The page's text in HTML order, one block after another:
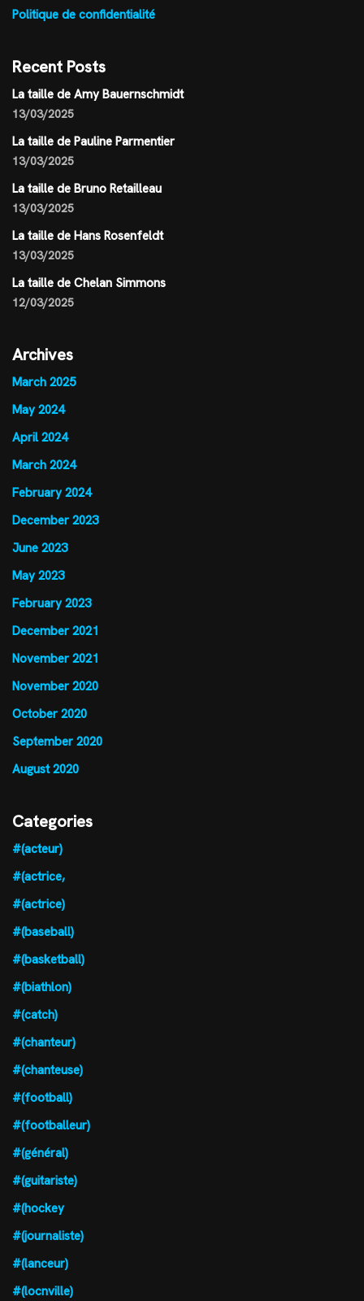
Politique de confidentialité
Recent Posts
La taille de Amy Bauernschmidt
13/03/2025
La taille de Pauline Parmentier
13/03/2025
La taille de Bruno Retailleau
13/03/2025
La taille de Hans Rosenfeldt
13/03/2025
La taille de Chelan Simmons
12/03/2025
Archives
March 2025
May 2024
April 2024
March 2024
February 2024
December 2023
June 2023
May 2023
February 2023
December 2021
November 2021
November 2020
October 2020
September 2020
August 2020
Categories
#(acteur)
#(actrice,
#(actrice)
#(baseball)
#(basketball)
#(biathlon)
#(catch)
#(chanteur)
#(chanteuse)
#(football)
#(footballeur)
#(général)
#(guitariste)
#(hockey
#(journaliste)
#(lanceur)
#(locnville)